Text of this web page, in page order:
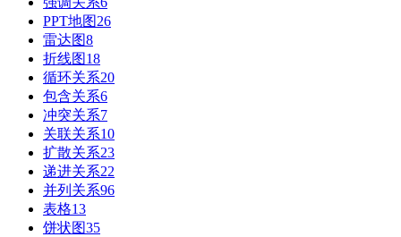
PPT地图26
雷达图8
折线图18
循环关系20
包含关系6
冲突关系7
关联关系10
扩散关系23
递进关系22
并列关系96
表格13
饼状图35